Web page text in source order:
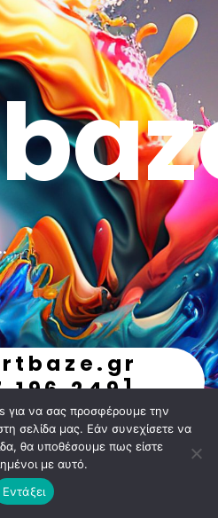
για να σας προσφέρουμε την
σελίδα μας. Εάν συνεχίσετε να
θα υποθέσουμε πως είστε
με αυτό.
Εντάξει